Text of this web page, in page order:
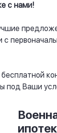
с нами!
с
под Ваши